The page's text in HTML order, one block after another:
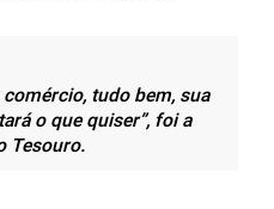
tudo bem, sua
o que quiser”, foi a
Tesouro.